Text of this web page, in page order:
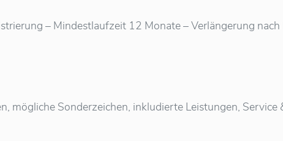
– Mindestlaufzeit 12 Monate – Verlängerung
mögliche Sonderzeichen, inkludierte Leistungen,